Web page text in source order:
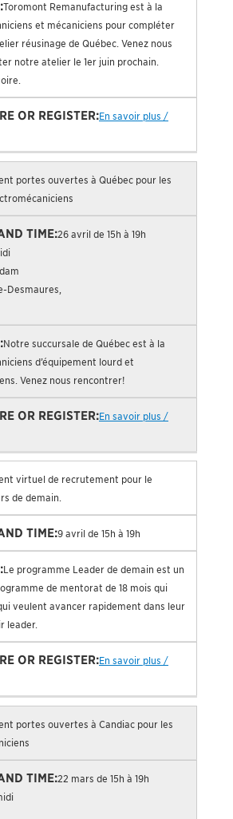
Toromont Remanufacturing est à la
et mécaniciens pour compléter
réusinage de Québec. Venez nous
notre atelier le 1er juin prochain.
En savoir plus /
portes ouvertes à Québec pour les
26 avril de 15h à 19h
Desmaures,
Notre succursale de Québec est à la
d’équipement lourd et
Venez nous rencontrer!
En savoir plus /
virtuel de recrutement pour le
de demain.
9 avril de 15h à 19h
Le programme Leader de demain est un
de mentorat de 18 mois qui
veulent avancer rapidement dans leur
leader.
En savoir plus /
portes ouvertes à Candiac pour les
22 mars de 15h à 19h